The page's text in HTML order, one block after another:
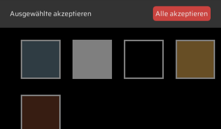
Ausgewählte akzeptieren Alle akzeptieren